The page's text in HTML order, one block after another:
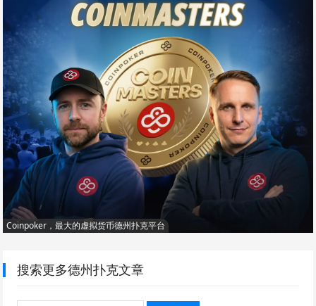
Coinpoker，最大的虚拟货币德州扑克平台
搜索更多德州扑克文章